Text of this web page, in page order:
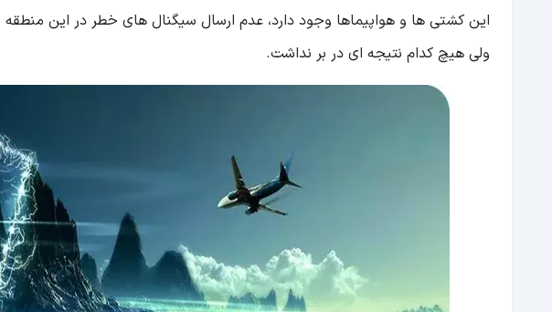
این کشتی ها و هواپیماها وجود دارد، عدم ارسال سیگنال های خطر در این
ولی هیچ کدام نتیجه ای در بر نداشت.